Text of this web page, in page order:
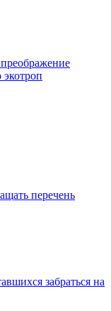
перечень
забраться на